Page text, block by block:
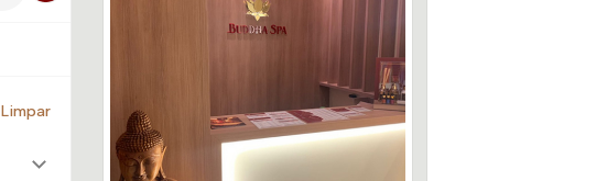
Limpar